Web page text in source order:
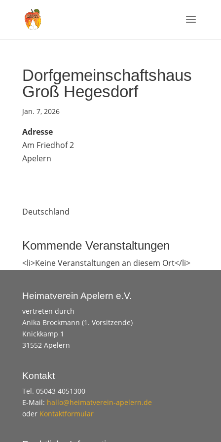
Dorfgemeinschaftshaus
Groß Hegesdorf
Jan. 7, 2026
Adresse
Am Friedhof 2
Apelern
Deutschland
Kommende Veranstaltungen
<li>Keine Veranstaltungen an diesem Ort</li>
Heimatverein Apelern e.V.
vertreten durch
Anika Brockmann (1. Vorsitzende)
Knickkamp 1
31552 Apelern
Kontakt
Tel. 05043 4051300
E-Mail: hallo@heimatverein-apelern.de
oder Kontaktformular